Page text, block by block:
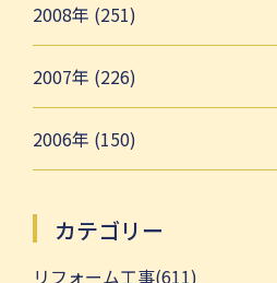
2008年 (251)
2007年 (226)
2006年 (150)
カテゴリー
リフォーム工事(611)